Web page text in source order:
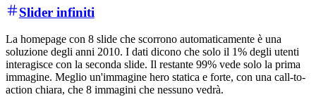
Slider infiniti
La homepage con 8 slide che scorrono automaticamente è una
soluzione degli anni 2010. I dati dicono che solo il 1% degli utenti
interagisce con la seconda slide. Il restante 99% vede solo la prima
immagine. Meglio un'immagine hero statica e forte, con una call-to-
action chiara, che 8 immagini che nessuno vedrà.